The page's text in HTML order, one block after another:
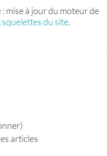
mise à jour du moteur de
du site.
articles